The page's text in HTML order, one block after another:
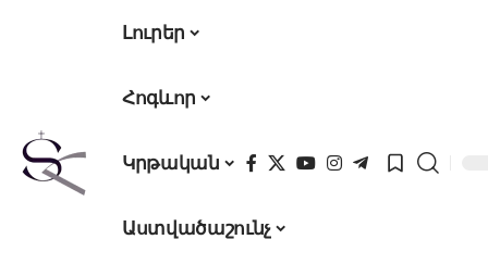
Լուրեր
Հոգևոր
Կրթական
Աստվածաշունչ